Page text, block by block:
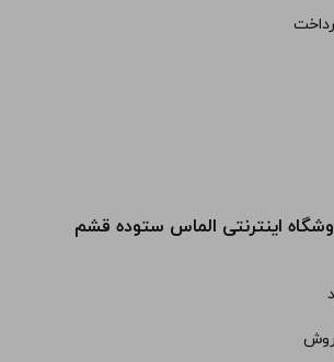
اینترنتی الماس ستوده قشم